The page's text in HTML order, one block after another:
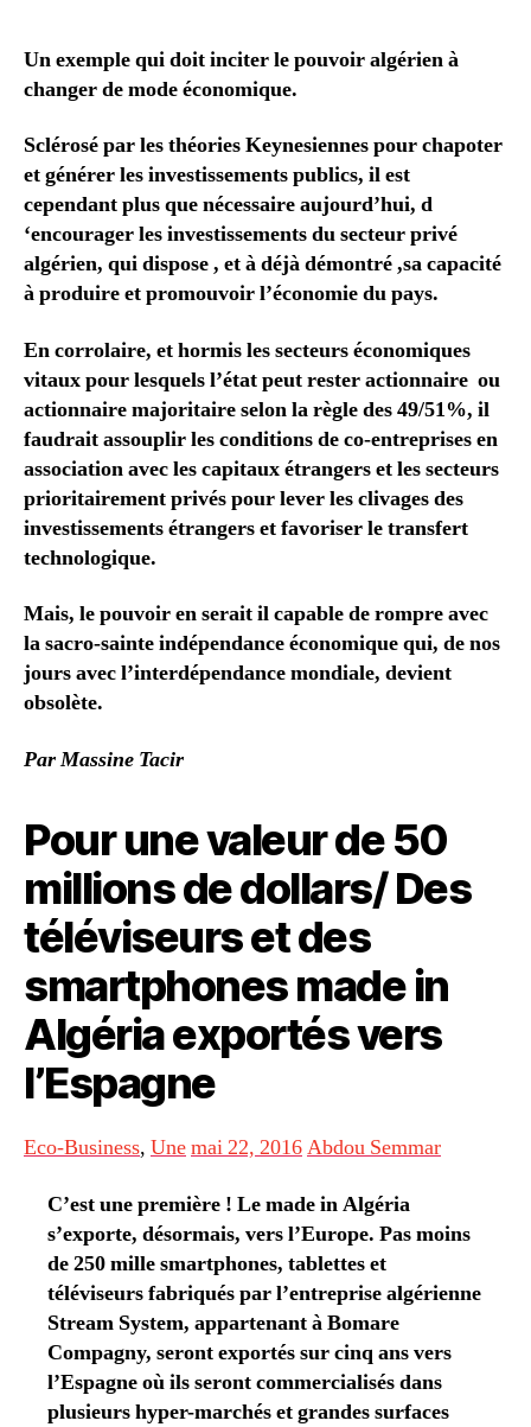
Un exemple qui doit inciter le pouvoir algérien à
changer de mode économique.
Sclérosé par les théories Keynesiennes pour chapoter
et générer les investissements publics, il est
cependant plus que nécessaire aujourd’hui, d
‘encourager les investissements du secteur privé
algérien, qui dispose , et à déjà démontré ,sa capacité
à produire et promouvoir l’économie du pays.
En corrolaire, et hormis les secteurs économiques
vitaux pour lesquels l’état peut rester actionnaire ou
actionnaire majoritaire selon la règle des 49/51%, il
faudrait assouplir les conditions de co-entreprises en
association avec les capitaux étrangers et les secteurs
prioritairement privés pour lever les clivages des
investissements étrangers et favoriser le transfert
technologique.
Mais, le pouvoir en serait il capable de rompre avec
la sacro-sainte indépendance économique qui, de nos
jours avec l’interdépendance mondiale, devient
obsolète.
Par Massine Tacir
Pour une valeur de 50
millions de dollars/ Des
téléviseurs et des
smartphones made in
Algéria exportés vers
l’Espagne
Eco-Business, Unemai 22, 2016Abdou Semmar
C’est une première ! Le made in Algéria
s’exporte, désormais, vers l’Europe. Pas moins
de 250 mille smartphones, tablettes et
téléviseurs fabriqués par l’entreprise algérienne
Stream System, appartenant à Bomare
Compagny, seront exportés sur cinq ans vers
l’Espagne où ils seront commercialisés dans
plusieurs hyper-marchés et grandes surfaces